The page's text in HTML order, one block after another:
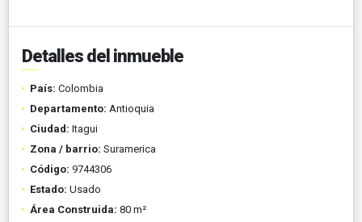
Detalles del inmueble
País: Colombia
Departamento: Antioquia
Ciudad: Itagui
Zona / barrio: Suramerica
Código: 9744306
Estado: Usado
Área Construida: 80 m²